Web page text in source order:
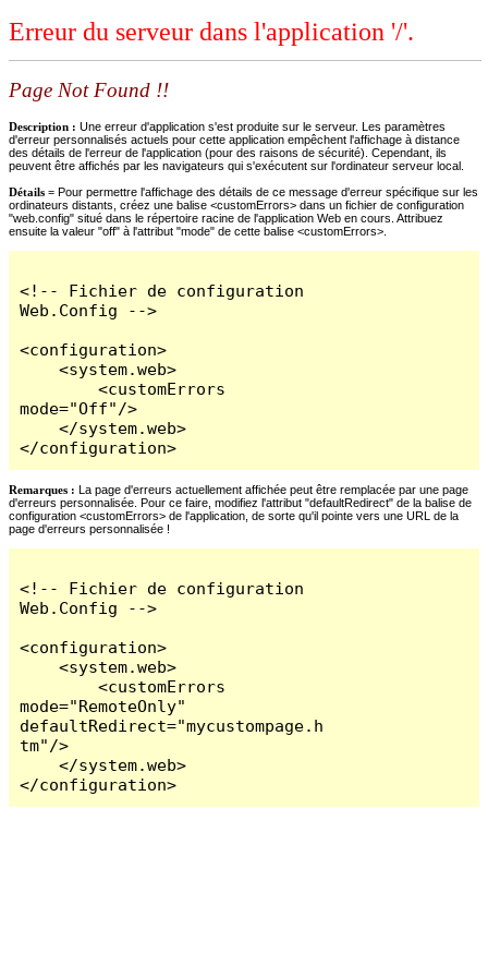
Erreur du serveur dans l'application '/'.
Page Not Found !!
Description : Une erreur d'application s'est produite sur le serveur. Les paramètres
d'erreur personnalisés actuels pour cette application empêchent l'affichage à distance
des détails de l'erreur de l'application (pour des raisons de sécurité). Cependant, ils
peuvent être affichés par les navigateurs qui s'exécutent sur l'ordinateur serveur local.
Détails = Pour permettre l'affichage des détails de ce message d'erreur spécifique sur les
ordinateurs distants, créez une balise <customErrors> dans un fichier de configuration
"web.config" situé dans le répertoire racine de l'application Web en cours. Attribuez
ensuite la valeur "off" à l'attribut "mode" de cette balise <customErrors>.
<!-- Fichier de configuration
Web.Config -->
<configuration>
    <system.web>
        <customErrors
mode="Off"/>
    </system.web>
</configuration>
Remarques : La page d'erreurs actuellement affichée peut être remplacée par une page
d'erreurs personnalisée. Pour ce faire, modifiez l'attribut "defaultRedirect" de la balise de
configuration <customErrors> de l'application, de sorte qu'il pointe vers une URL de la
page d'erreurs personnalisée !
<!-- Fichier de configuration
Web.Config -->
<configuration>
    <system.web>
        <customErrors
mode="RemoteOnly"
defaultRedirect="mycustompage.h
tm"/>
    </system.web>
</configuration>